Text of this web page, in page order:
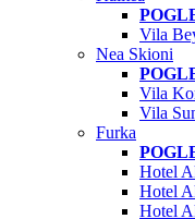
Vila
Nea Skioni
Vila
Vila
Furka
Hotel
Hotel
Hotel